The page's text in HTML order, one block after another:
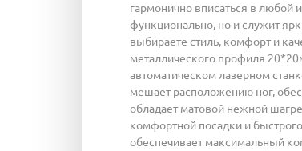
гармонично вписаться в любой
функционально, но и служит
выбираете стиль, комфорт и
металлического профиля
автоматическом лазерном
мешает расположению ног,
обладает матовой нежной
комфортной посадки и
обеспечивает максимальный